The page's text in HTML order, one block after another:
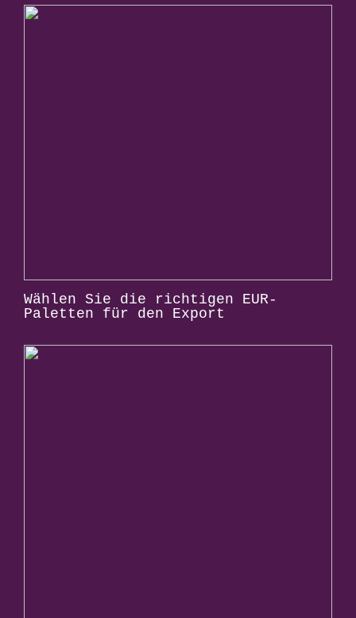
Wählen Sie die richtigen EUR-
Paletten für den Export